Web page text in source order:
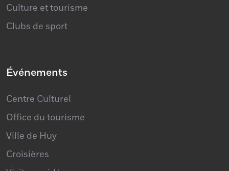
Culture et tourisme
Clubs de sport
Événements
Centre Culturel
Office du tourisme
Ville de Huy
Croisières